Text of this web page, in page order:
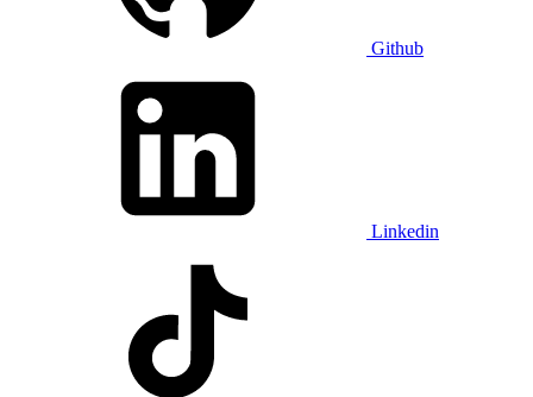
Github
Linkedin